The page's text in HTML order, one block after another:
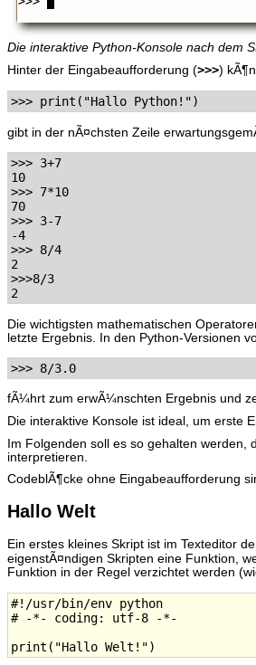
Die interaktive Python-Konsole nach dem
Hinter der Eingabeaufforderung (>>>)
gibt in der nÃ¤chsten Zeile
>>> 3+7
10
>>> 7*10
70
>>> 3-7
-4
>>> 8/4
2
>>>8/3
Die wichtigsten mathematischen
letzte Ergebnis. In den Python-Versionen
fÃ¼hrt zum erwÃ¼nschten Ergebnis und
Die interaktive Konsole ist ideal, um erste
Im Folgenden soll es so gehalten
interpretieren.
CodeblÃ¶cke ohne Eingabeaufforderung
Hallo Welt
Ein erstes kleines Skript ist im Texteditor
eigenstÃ¤ndigen Skripten eine Funktion,
Funktion in der Regel verzichtet werden
#!/usr/bin/env python
# -*- coding: utf-8 -*-